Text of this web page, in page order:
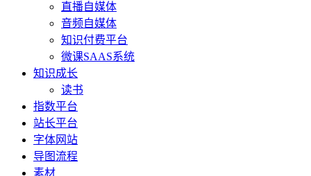
直播自媒体
音频自媒体
知识付费平台
微课SAAS系统
知识成长
读书
指数平台
站长平台
字体网站
导图流程
素材